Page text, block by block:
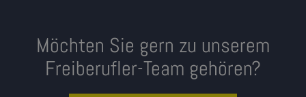
Möchten Sie gern zu unserem
Freiberufler-Team gehören?